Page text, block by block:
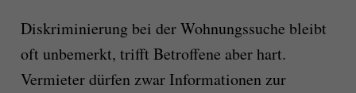
Diskriminierung bei der Wohnungssuche bleibt
oft unbemerkt, trifft Betroffene aber hart.
Vermieter dürfen zwar Informationen zur